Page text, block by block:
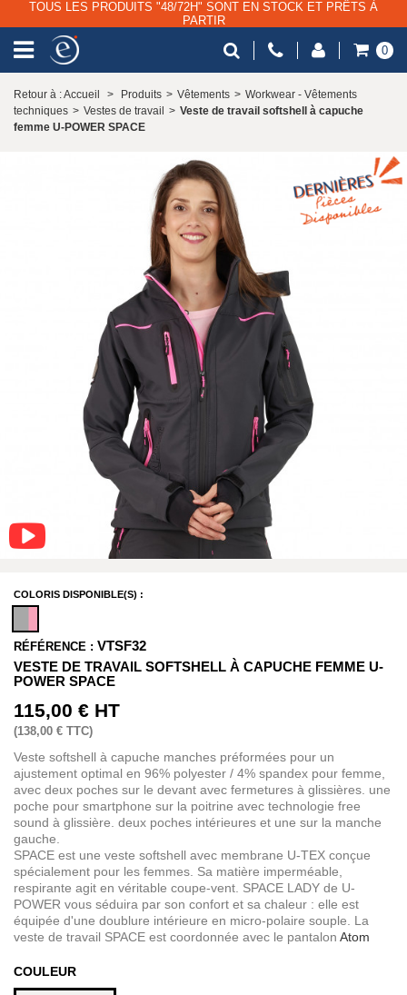
TOUS LES PRODUITS "48/72H" SONT EN STOCK ET PRÊTS À
PARTIR
0
Retour à : Accueil > Produits > Vêtements > Workwear - Vêtements
techniques > Vestes de travail > Veste de travail softshell à capuche
femme U-POWER SPACE
COLORIS DISPONIBLE(S) :
RÉFÉRENCE : VTSF32
VESTE DE TRAVAIL SOFTSHELL À CAPUCHE FEMME U-
POWER SPACE
115,00 € HT
(138,00 € TTC)
Veste softshell à capuche manches préformées pour un
ajustement optimal en 96% polyester / 4% spandex pour femme,
avec deux poches sur le devant avec fermetures à glissières. une
poche pour smartphone sur la poitrine avec technologie free
sound à glissière. deux poches intérieures et une sur la manche
gauche.
SPACE est une veste softshell avec membrane U-TEX conçue
spécialement pour les femmes. Sa matière imperméable,
respirante agit en véritable coupe-vent. SPACE LADY de U-
POWER vous séduira par son confort et sa chaleur : elle est
équipée d'une doublure intérieure en micro-polaire souple. La
veste de travail SPACE est coordonnée avec le pantalon Atom
COULEUR